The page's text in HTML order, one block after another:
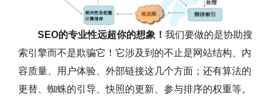
SEO的专业性远超你的想象！ 我们要做的是协助搜
索引擎而不是欺骗它！它涉及到的不止是网站结构、内
容质量、用户体验、外部链接这几个方面；还有算法的
更替、蜘蛛的引导、快照的更新、参与排序的权重等。